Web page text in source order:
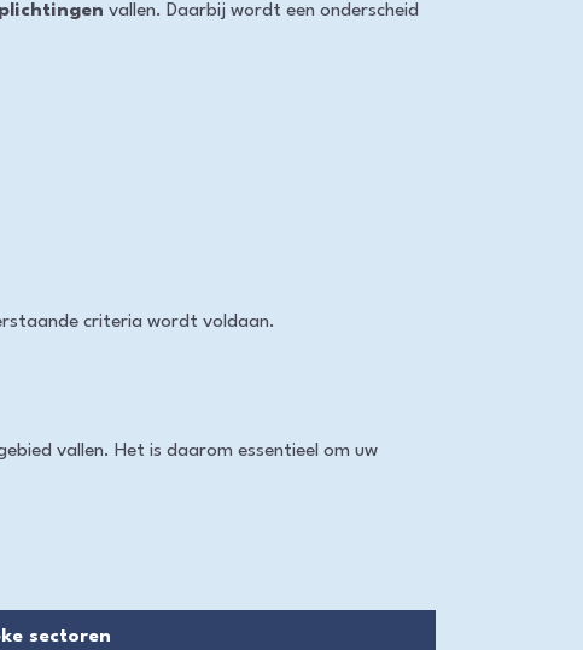
vallen. Daarbij wordt een onderscheid
criteria wordt voldaan.
vallen. Het is daarom essentieel om uw
sectoren